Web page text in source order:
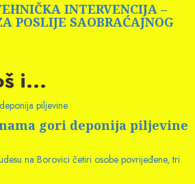
INTERVENCIJA –
POSLIJE SAOBRAĆAJNOG
i...
piljevine
gori deponija piljevine
na Borovici četiri osobe povrijeđene, tri